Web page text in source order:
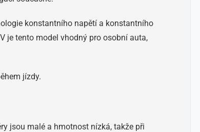
konstantního napětí a konstantního
je tento model vhodný pro osobní auta,
jízdy.
jsou malé a hmotnost nízká, takže při